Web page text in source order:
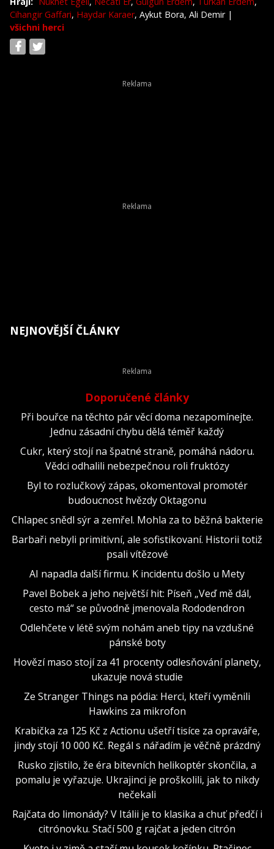
Cihangir Gaffari, Haydar Karaer, Aykut Bora, Ali Demir |
všichni herci
NEJNOVĚJŠÍ ČLÁNKY
Doporučené články
Při bouřce na těchto pár věcí doma nezapomínejte.
Jednu zásadní chybu dělá téměř každý
Cukr, který stojí na špatné straně, pomáhá nádoru.
Vědci odhalili nebezpečnou roli fruktózy
Byl to rozlučkový zápas, okomentoval promotér
budoucnost hvězdy Oktagonu
Chlapec snědl sýr a zemřel. Mohla za to běžná bakterie
Barbaři nebyli primitivní, ale sofistikovaní. Historii totiž
psali vítězové
AI napadla další firmu. K incidentu došlo u Mety
Pavel Bobek a jeho největší hit: Píseň „Veď mě dál,
cesto má“ se původně jmenovala Rododendron
Odlehčete v létě svým nohám aneb tipy na vzdušné
pánské boty
Hovězí maso stojí za 41 procenty odlesňování planety,
ukazuje nová studie
Ze Stranger Things na pódia: Herci, kteří vyměnili
Hawkins za mikrofon
Krabička za 125 Kč z Actionu ušetří tisíce za opraváře,
jindy stojí 10 000 Kč. Regál s nářadím je věčně prázdný
Rusko zjistilo, že éra bitevních helikoptér skončila, a
pomalu je vyřazuje. Ukrajinci je proškolili, jak to nikdy
nečekali
Rajčata do limonády? V Itálii je to klasika a chuť předčí i
citrónovku. Stačí 500 g rajčat a jeden citrón